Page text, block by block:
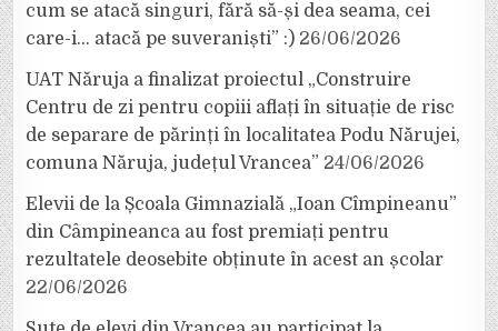
cum se atacă singuri, fără să-și dea seama, cei
care-i… atacă pe suveraniști” :) 26/06/2026
UAT Năruja a finalizat proiectul „Construire
Centru de zi pentru copiii aflați în situație de risc
de separare de părinți în localitatea Podu Nărujei,
comuna Năruja, județul Vrancea” 24/06/2026
Elevii de la Școala Gimnazială „Ioan Cîmpineanu”
din Câmpineanca au fost premiați pentru
rezultatele deosebite obținute în acest an școlar
22/06/2026